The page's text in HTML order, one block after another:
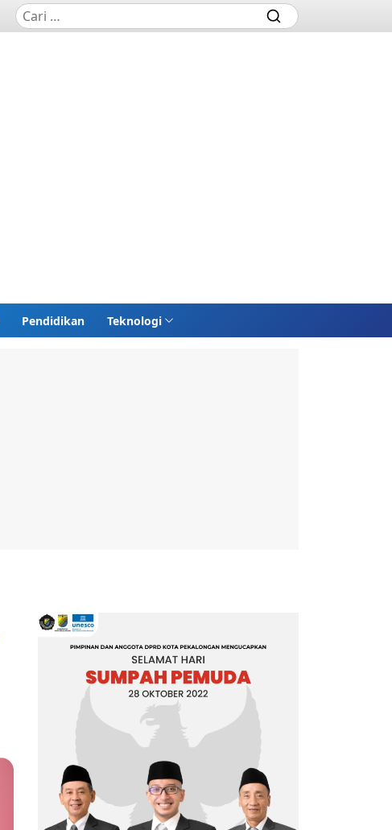
Pendidikan Teknologi